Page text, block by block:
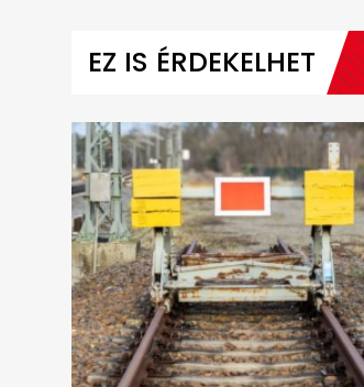
EZ IS ÉRDEKELHET